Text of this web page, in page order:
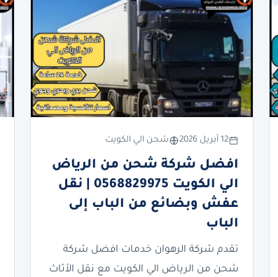
12 أبريل 2026 شحن الي الكويت
افضل شركة شحن من الرياض
الي الكويت 0568829975 | نقل
عفش وبضائع من الباب إلى
الباب
تقدم شركة الرهوان خدمات افضل شركة
شحن من الرياض الي الكويت مع نقل الأثاث